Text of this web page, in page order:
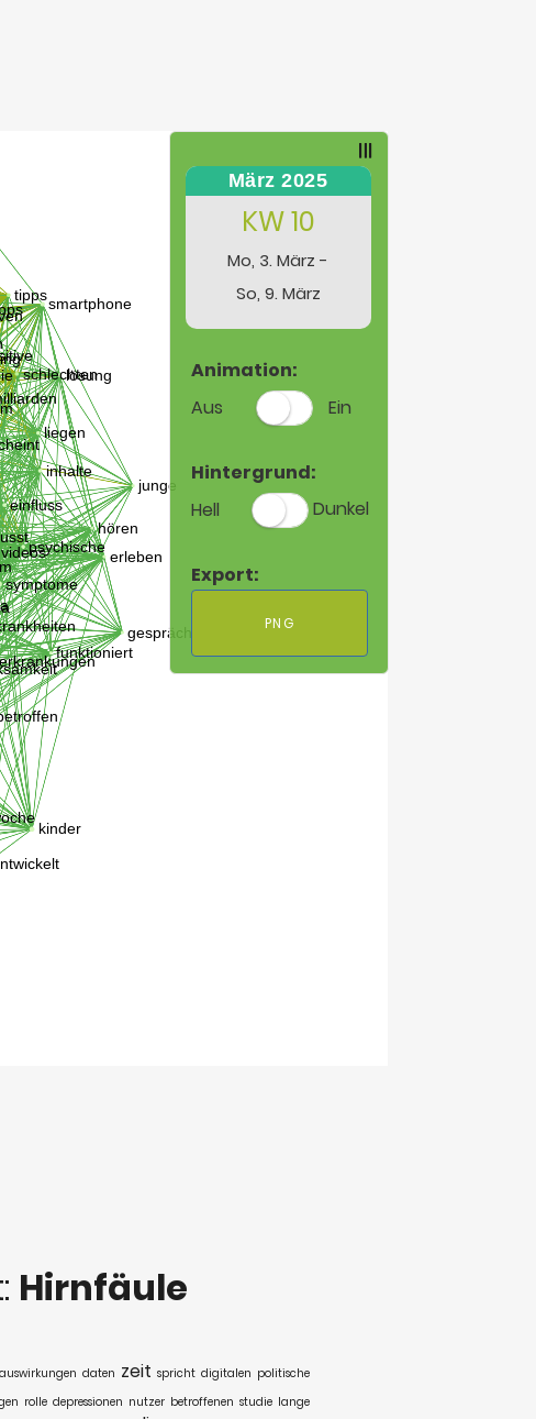
März 2025
KW 10
Mo, 3. März -
So, 9. März
Animation:
Aus
Ein
Hintergrund:
Hell
Dunkel
Export:
PNG
Hirnfäule
auswirkungen daten zeit spricht digitalen politische
rolle depressionen nutzer betroffenen studie lange